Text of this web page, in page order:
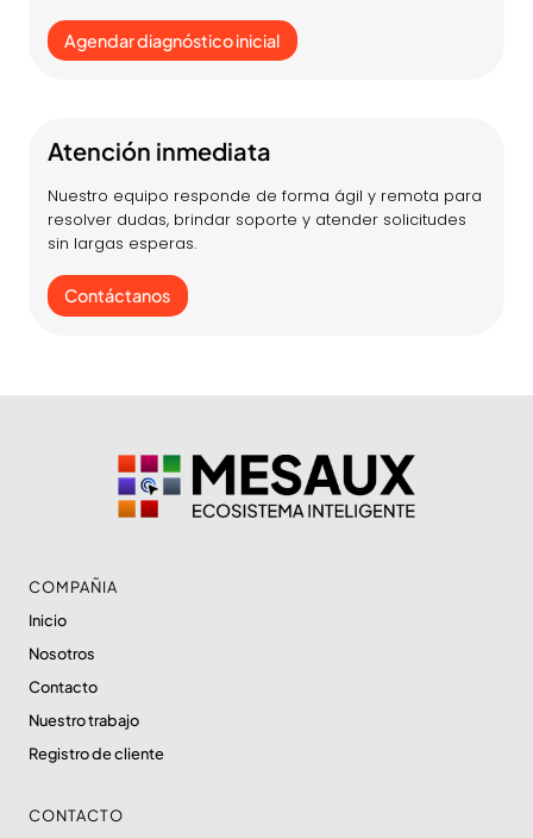
Agendar diagnóstico inicial
Atención inmediata
Nuestro equipo responde de forma ágil y remota para
resolver dudas, brindar soporte y atender solicitudes
sin largas esperas.
Contáctanos
COMPAÑIA
Inicio
Nosotros
Contacto
Nuestro trabajo
Registro de cliente
CONTACTO